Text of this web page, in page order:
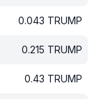
0.043 TRUMP
0.215 TRUMP
0.43 TRUMP